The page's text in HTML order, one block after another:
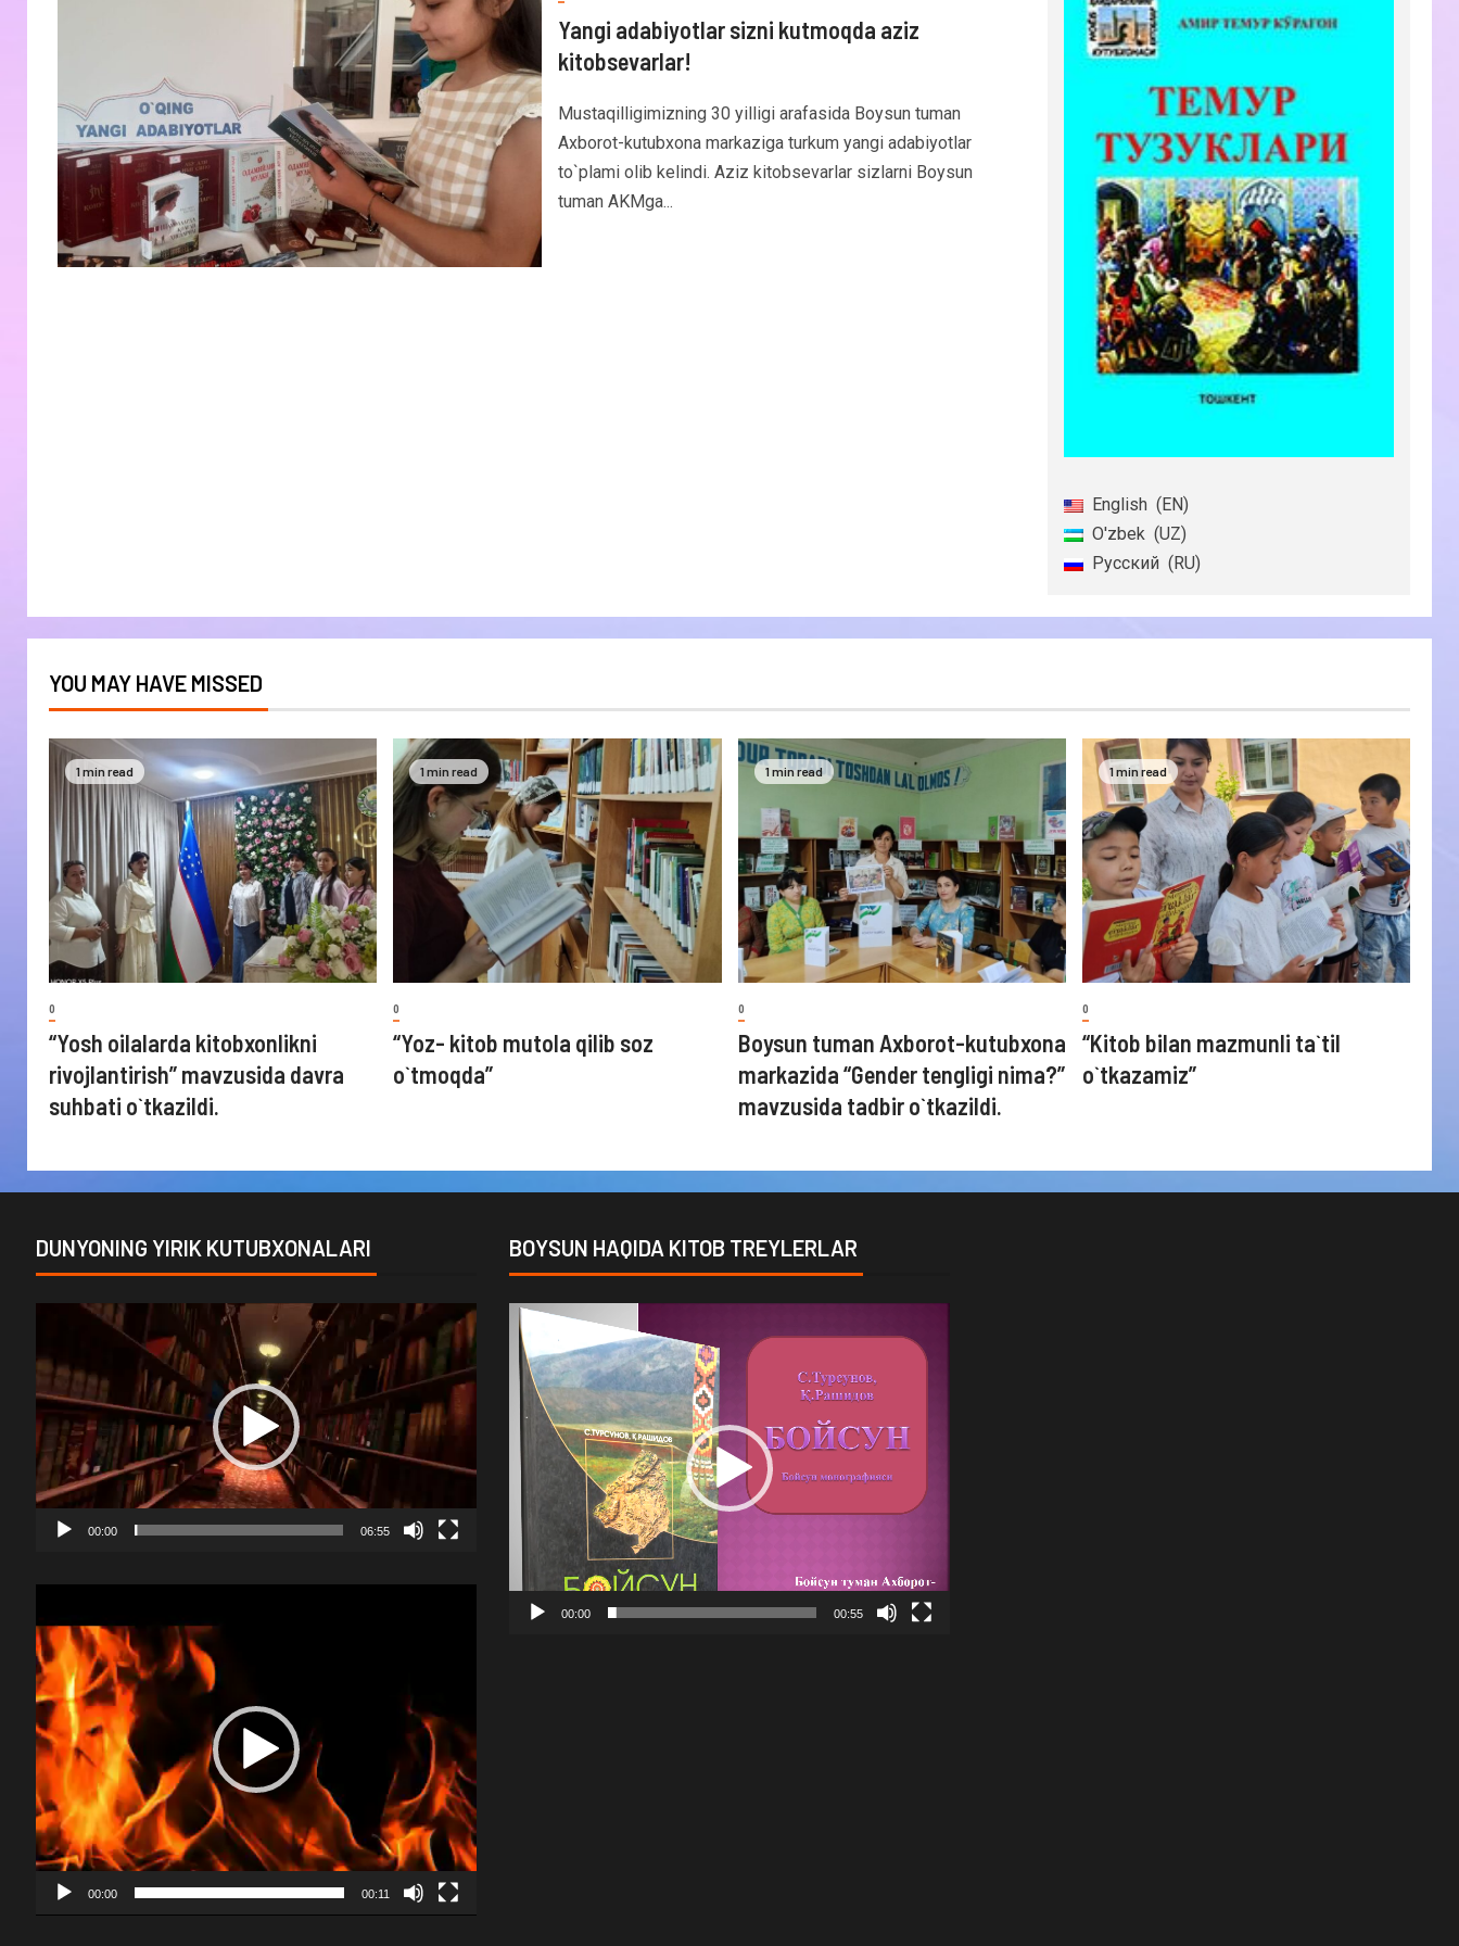
Yangi adabiyotlar sizni kutmoqda aziz
kitobsevarlar!
Mustaqilligimizning 30 yilligi arafasida Boysun tuman
Axborot-kutubxona markaziga turkum yangi adabiyotlar
to`plami olib kelindi. Aziz kitobsevarlar sizlarni Boysun
tuman AKMga...
English
EN
O'zbek
UZ
Русский
RU
YOU MAY HAVE MISSED
1 min read
0
“Yosh oilalarda kitobxonlikni
rivojlantirish” mavzusida davra
suhbati o`tkazildi.
1 min read
0
“Yoz- kitob mutola qilib soz
o`tmoqda”
1 min read
0
Boysun tuman Axborot-kutubxona
markazida “Gender tengligi nima?”
mavzusida tadbir o`tkazildi.
1 min read
0
“Kitob bilan mazmunli ta`til
o`tkazamiz”
DUNYONING YIRIK KUTUBXONALARI
00:00 06:55
Player
00:00 00:11
BOYSUN HAQIDA KITOB TREYLERLAR
Video
Player
00:00 00:55